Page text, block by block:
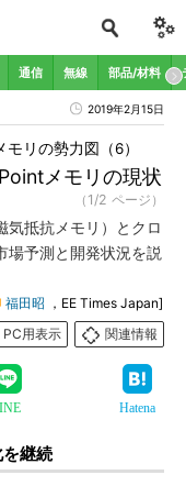
通信 無線 部品/材料
2019年2月15日
メモリの現状
リの勢力図（6）
（1/2 ページ）
気抵抗メモリ）とクロ
場予測と開発状況を説
福田昭 ，EE Times Japan]
PC用表示
関連情報
Hatena
継続